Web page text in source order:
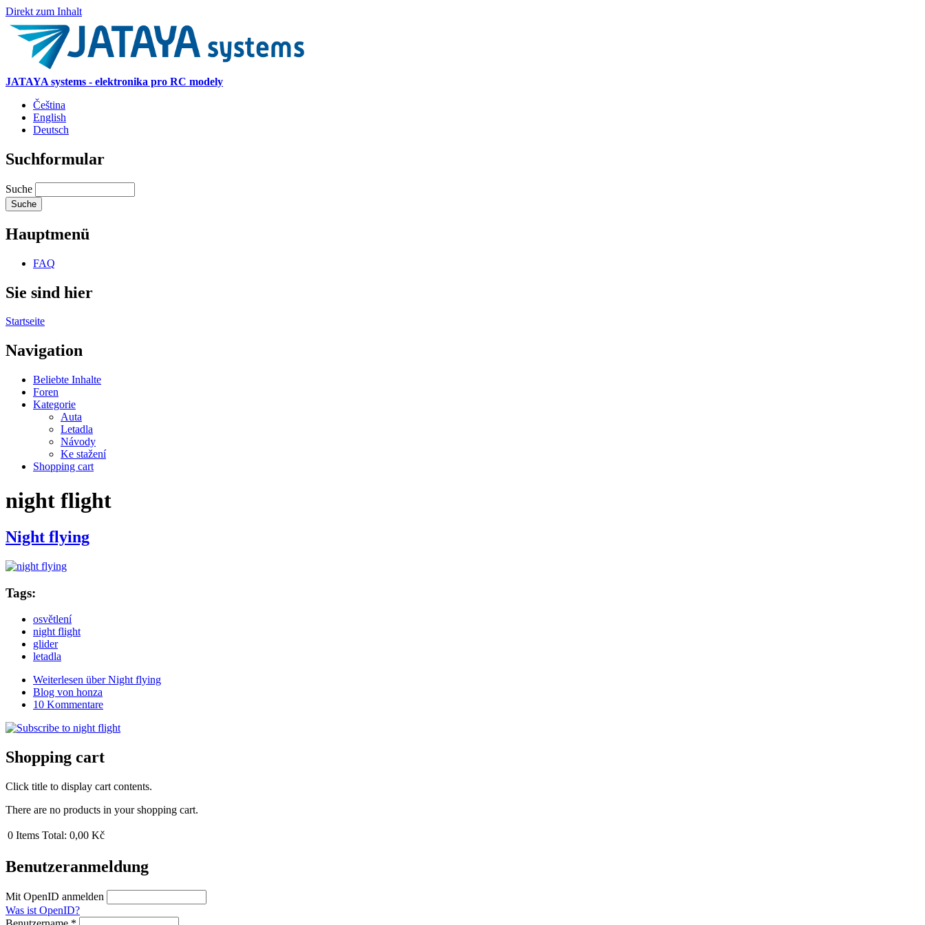
Direkt zum Inhalt
JATAYA systems - elektronika pro RC modely
Čeština
English
Deutsch
Suchformular
Suche
Hauptmenü
FAQ
Sie sind hier
Startseite
Navigation
Beliebte Inhalte
Foren
Kategorie
Auta
Letadla
Návody
Ke stažení
Shopping cart
night flight
Night flying
Tags:
osvětlení
night flight
glider
letadla
Weiterlesen über Night flying
Blog von honza
10 Kommentare
Shopping cart
Click title to display cart contents.
There are no products in your shopping cart.
0 Items Total: 0,00 Kč
Benutzeranmeldung
Mit OpenID anmelden
Was ist OpenID?